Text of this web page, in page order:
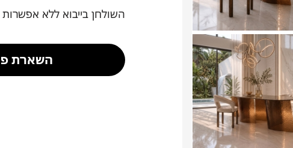
השולחן בייבוא ללא אפשרות
השארת